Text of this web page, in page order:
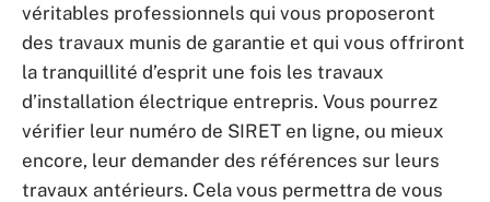
véritables professionnels qui vous proposeront
des travaux munis de garantie et qui vous offriront
la tranquillité d’esprit une fois les travaux
d’installation électrique entrepris. Vous pourrez
vérifier leur numéro de SIRET en ligne, ou mieux
encore, leur demander des références sur leurs
travaux antérieurs. Cela vous permettra de vous